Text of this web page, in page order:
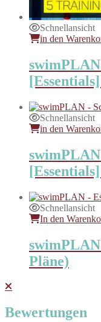
Schnellansicht
in den
Schnellansicht
in den
Schnellansicht
In den
Pläne)
Bewertungen